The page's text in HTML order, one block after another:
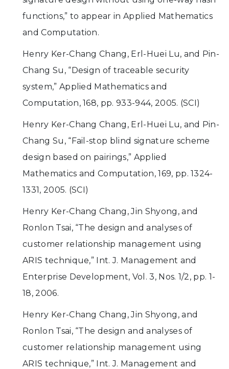
functions,” to appear in Applied Mathematics
and Computation.
Henry Ker-Chang Chang, Erl-Huei Lu, and Pin-
Chang Su, “Design of traceable security
system,” Applied Mathematics and
Computation, 168, pp. 933-944, 2005. (SCI)
Henry Ker-Chang Chang, Erl-Huei Lu, and Pin-
Chang Su, “Fail-stop blind signature scheme
design based on pairings,” Applied
Mathematics and Computation, 169, pp. 1324-
1331, 2005. (SCI)
Henry Ker-Chang Chang, Jin Shyong, and
Ronlon Tsai, “The design and analyses of
customer relationship management using
ARIS technique,” Int. J. Management and
Enterprise Development, Vol. 3, Nos. 1/2, pp. 1-
18, 2006.
Henry Ker-Chang Chang, Jin Shyong, and
Ronlon Tsai, “The design and analyses of
customer relationship management using
ARIS technique,” Int. J. Management and